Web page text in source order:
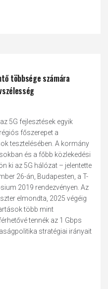
többsége számára
5G fejlesztések egyik
főszerepet a
tesztelésében. A kormány
és a főbb közlekedési
ki az 5G hálózat – jelentette
26-án, Budapesten, a T-
2019 rendezvényen. Az
elmondta, 2025 végéig
több mint
tennék az 1 Gbps
stratégiai irányait